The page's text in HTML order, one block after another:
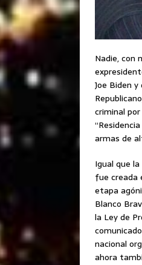
Nadie, con
Joe Biden
criminal
armas de
Igual que
fue creada
etapa
Blanco
la Ley de
nacional
ahora